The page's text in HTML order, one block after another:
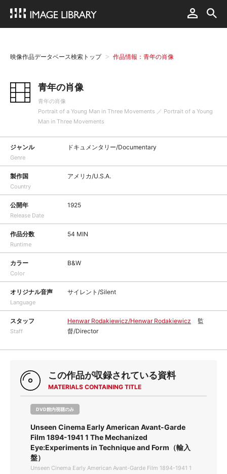
映像作品データベース検索トップ 作品情報：青年の肖像
青年の肖像
青年の肖像
Portrait of a Young Man in Three Movements ／ Portrait of a Young
Man in Three Movements
ジャンル
Genre
ドキュメンタリー/Documentary
製作国
Country
アメリカ/U.S.A.
公開年
Release Date
1925
作品分数
Runtime
54 MIN
カラー
Color
B&W
オリジナル音声
Language
サイレント/Silent
スタッフ
Staff
Henwar Rodakiewicz/Henwar Rodakiewicz
監
督/Director
この作品が収録されている資料
MATERIALS CONTAINING TITLE
DVD館内視聴のみ
Unseen Cinema Early American Avant-Garde
Film 1894-1941 1 The Mechanized
Eye:Experiments in Technique and Form（輸入
盤）
Unseen Cinema Early American Avant-Garde Film 1894-1941 1